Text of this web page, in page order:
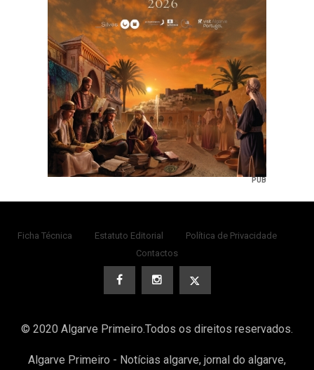
PUB
Ficha Técnica Estatuto Editorial
Política de Privacidade
Contactos
© 2020 Algarve Primeiro.Todos os direitos reservados.
Algarve Primeiro - Notícias algarve, jornal do algarve,